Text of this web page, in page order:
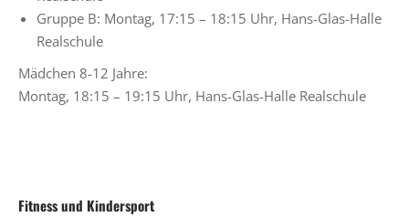
Gruppe B: Montag, 17:15 – 18:15 Uhr, Hans-Glas-Halle
Realschule
Mädchen 8-12 Jahre:
Montag, 18:15 – 19:15 Uhr, Hans-Glas-Halle Realschule
Fitness und Kindersport